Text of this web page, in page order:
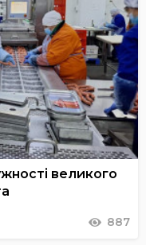
великого
887